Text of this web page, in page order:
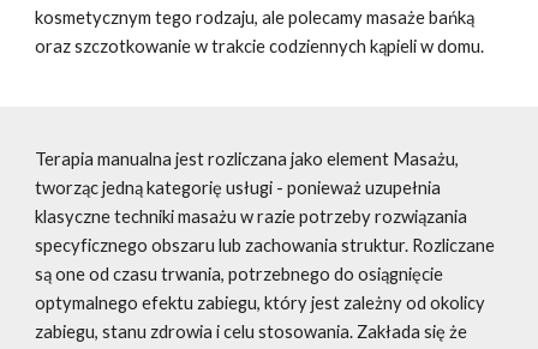
kosmetycznym tego rodzaju, ale polecamy masaże bańką
oraz szczotkowanie w trakcie codziennych kąpieli w domu.
Terapia manualna jest rozliczana jako element Masażu,
tworząc jedną kategorię usługi - ponieważ uzupełnia
klasyczne techniki masażu w razie potrzeby rozwiązania
specyficznego obszaru lub zachowania struktur. Rozliczane
są one od czasu trwania, potrzebnego do osiągnięcie
optymalnego efektu zabiegu, który jest zależny od okolicy
zabiegu, stanu zdrowia i celu stosowania. Zakłada się że